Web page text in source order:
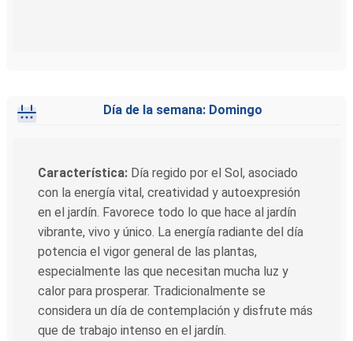
Día de la semana: Domingo
Característica: Día regido por el Sol, asociado
con la energía vital, creatividad y autoexpresión
en el jardín. Favorece todo lo que hace al jardín
vibrante, vivo y único. La energía radiante del día
potencia el vigor general de las plantas,
especialmente las que necesitan mucha luz y
calor para prosperar. Tradicionalmente se
considera un día de contemplación y disfrute más
que de trabajo intenso en el jardín.